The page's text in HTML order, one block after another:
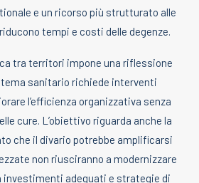
e un ricorso più strutturato alle
tempi e costi delle degenze.
tra territori impone una riflessione
sanitario richiede interventi
l’efficienza organizzativa senza
cure. L’obiettivo riguarda anche la
che il divario potrebbe amplificarsi
non riusciranno a modernizzare
investimenti adeguati e strategie di